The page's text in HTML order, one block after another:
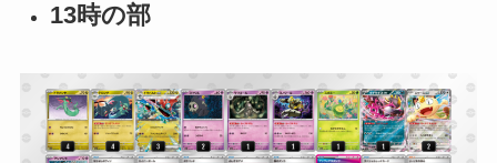
13時の部